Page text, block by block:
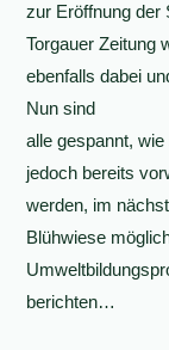
zur Eröffnung der
Torgauer Zeitung
ebenfalls dabei
Nun sind
alle gespannt,
jedoch bereits
werden, im
Blühwiese
berichten…